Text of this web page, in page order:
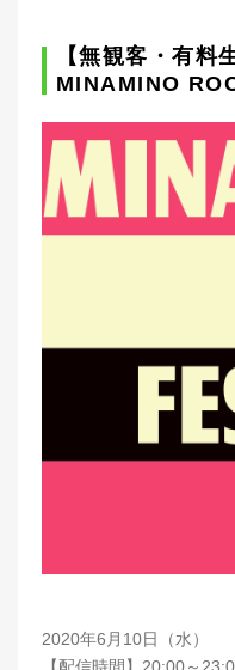
【無観客・有料
MINAMINO
2020年6月10日（水）